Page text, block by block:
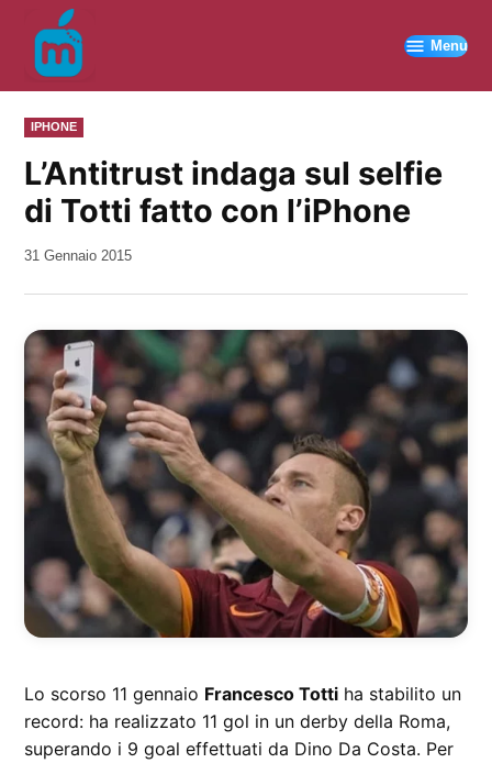
contenuto
Menu
PUBBLICATO
IN
IPHONE
L’Antitrust indaga sul selfie
di Totti fatto con l’iPhone
da
31 Gennaio 2015
Lo scorso 11 gennaio Francesco Totti ha stabilito un
record: ha realizzato 11 gol in un derby della Roma,
superando i 9 goal effettuati da Dino Da Costa. Per